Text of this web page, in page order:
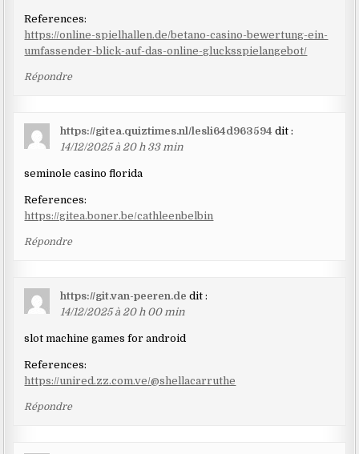
References:
https://online-spielhallen.de/betano-casino-bewertung-ein-
umfassender-blick-auf-das-online-glucksspielangebot/
Répondre
https://gitea.quiztimes.nl/lesli64d963594 dit :
14/12/2025 à 20 h 33 min
seminole casino florida
References:
https://gitea.boner.be/cathleenbelbin
Répondre
https://git.van-peeren.de dit :
14/12/2025 à 20 h 00 min
slot machine games for android
References:
https://unired.zz.com.ve/@shellacarruthe
Répondre